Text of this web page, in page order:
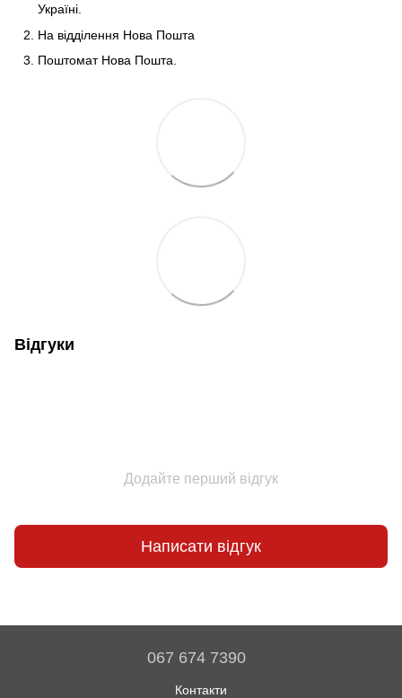
Україні.
На відділення Нова Пошта
Поштомат Нова Пошта.
Відгуки
Додайте перший відгук
Написати відгук
067 674 7390
Контакти